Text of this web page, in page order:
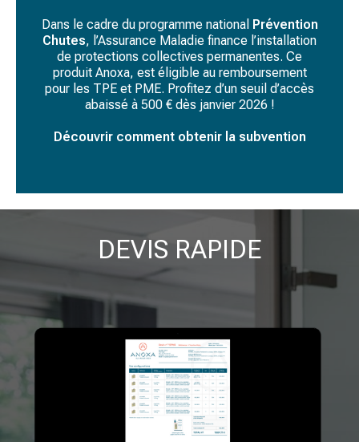
Dans le cadre du programme national Prévention
Chutes, l’Assurance Maladie finance l’installation
de protections collectives permanentes. Ce
produit Anoxa, est éligible au remboursement
pour les TPE et PME. Profitez d’un seuil d’accès
abaissé à 500 € dès janvier 2026 !
Découvrir comment obtenir la subvention
DEVIS RAPIDE